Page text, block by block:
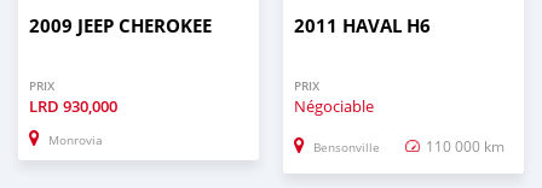
2009 JEEP CHEROKEE
PRIX
LRD 930,000
Monrovia
2011 HAVAL H6
PRIX
Négociable
Bensonville 110 000 km